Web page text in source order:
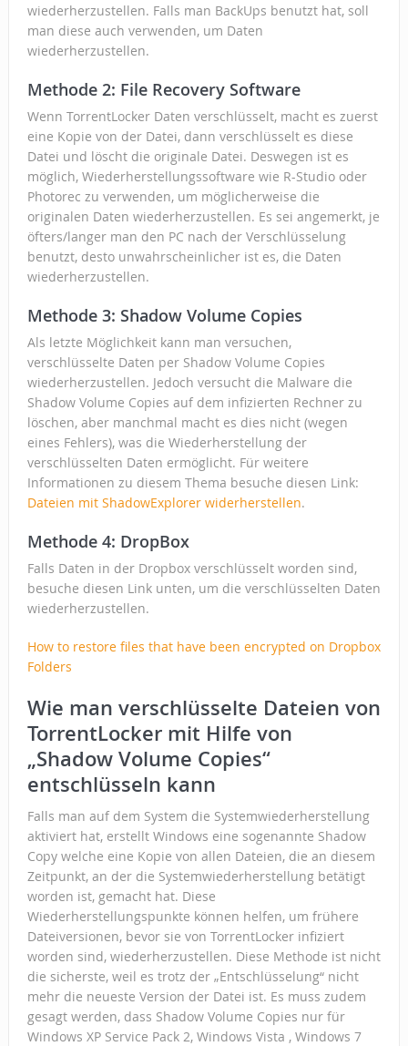
wiederherzustellen. Falls man BackUps benutzt hat, soll
man diese auch verwenden, um Daten
wiederherzustellen.
Methode 2: File Recovery Software
Wenn TorrentLocker Daten verschlüsselt, macht es zuerst
eine Kopie von der Datei, dann verschlüsselt es diese
Datei und löscht die originale Datei. Deswegen ist es
möglich, Wiederherstellungssoftware wie R-Studio oder
Photorec zu verwenden, um möglicherweise die
originalen Daten wiederherzustellen. Es sei angemerkt, je
öfters/langer man den PC nach der Verschlüsselung
benutzt, desto unwahrscheinlicher ist es, die Daten
wiederherzustellen.
Methode 3: Shadow Volume Copies
Als letzte Möglichkeit kann man versuchen,
verschlüsselte Daten per Shadow Volume Copies
wiederherzustellen. Jedoch versucht die Malware die
Shadow Volume Copies auf dem infizierten Rechner zu
löschen, aber manchmal macht es dies nicht (wegen
eines Fehlers), was die Wiederherstellung der
verschlüsselten Daten ermöglicht. Für weitere
Informationen zu diesem Thema besuche diesen Link:
Dateien mit ShadowExplorer widerherstellen.
Methode 4: DropBox
Falls Daten in der Dropbox verschlüsselt worden sind,
besuche diesen Link unten, um die verschlüsselten Daten
wiederherzustellen.
How to restore files that have been encrypted on Dropbox
Folders
Wie man verschlüsselte Dateien von
TorrentLocker mit Hilfe von
„Shadow Volume Copies“
entschlüsseln kann
Falls man auf dem System die Systemwiederherstellung
aktiviert hat, erstellt Windows eine sogenannte Shadow
Copy welche eine Kopie von allen Dateien, die an diesem
Zeitpunkt, an der die Systemwiederherstellung betätigt
worden ist, gemacht hat. Diese
Wiederherstellungspunkte können helfen, um frühere
Dateiversionen, bevor sie von TorrentLocker infiziert
worden sind, wiederherzustellen. Diese Methode ist nicht
die sicherste, weil es trotz der „Entschlüsselung“ nicht
mehr die neueste Version der Datei ist. Es muss zudem
gesagt werden, dass Shadow Volume Copies nur für
Windows XP Service Pack 2, Windows Vista , Windows 7